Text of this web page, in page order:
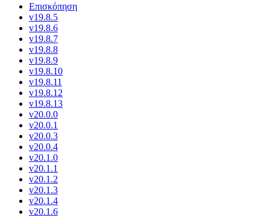
Επισκόπηση
v19.8.5
v19.8.6
v19.8.7
v19.8.8
v19.8.9
v19.8.10
v19.8.11
v19.8.12
v19.8.13
v20.0.0
v20.0.1
v20.0.3
v20.0.4
v20.1.0
v20.1.1
v20.1.2
v20.1.3
v20.1.4
v20.1.6